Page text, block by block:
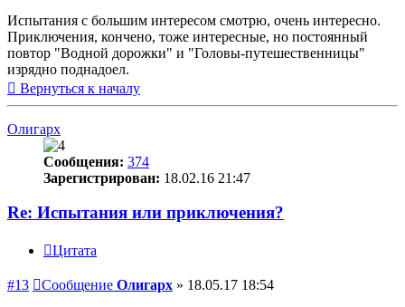
Испытания с большим интересом смотрю, очень интересно.
Приключения, кончено, тоже интересные, но постоянный
повтор "Водной дорожки" и "Головы-путешественницы"
изрядно поднадоел.
Вернуться к началу
Олигарх
Сообщения: 374
Зарегистрирован: 18.02.16 21:47
Re: Испытания или приключения?
Цитата
#13 Сообщение Олигарх » 18.05.17 18:54